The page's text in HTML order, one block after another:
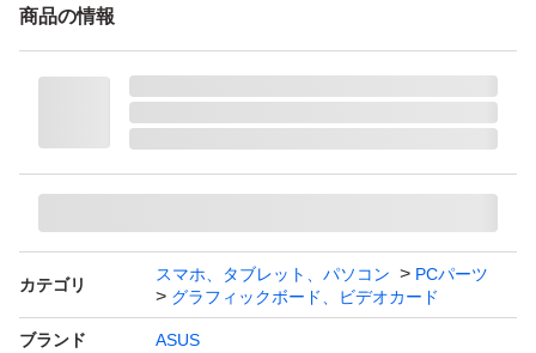
商品の情報
カテゴリ
スマホ、タブレット、パソコン
PCパーツ
グラフィックボード、ビデオカード
ブランド ASUS